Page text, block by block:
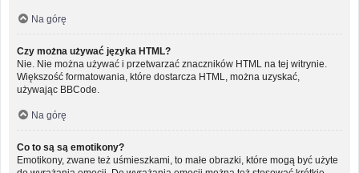
Na górę
Czy można używać języka HTML?
Nie. Nie można używać i przetwarzać znaczników HTML na tej witrynie.
Większość formatowania, które dostarcza HTML, można uzyskać,
używając BBCode.
Na górę
Co to są są emotikony?
Emotikony, zwane też uśmieszkami, to małe obrazki, które mogą być użyte